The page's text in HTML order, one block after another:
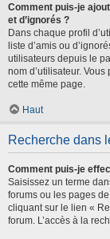
Comment puis-je
et d’ignorés ?
Dans chaque profil
liste d’amis ou
utilisateurs depuis le
nom d’utilisateur.
cette même page.
Haut
Recherche dans
Comment puis-je
Saisissez un terme
forums ou les pages
cliquant sur le lien «
forum. L’accès à la